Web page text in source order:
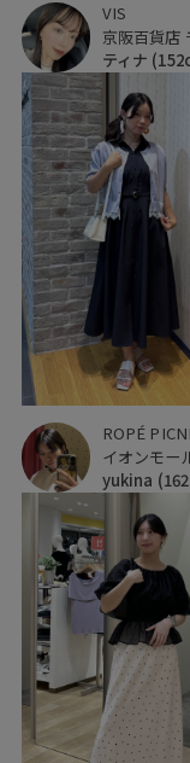
VIS
ティナ
ROPÉ
イオンモー
yukina